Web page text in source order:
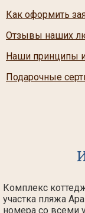
Как оформить
Отзывы наших
Наши принципы
Подарочные
Комплекс
участка пляжа
номера со всеми